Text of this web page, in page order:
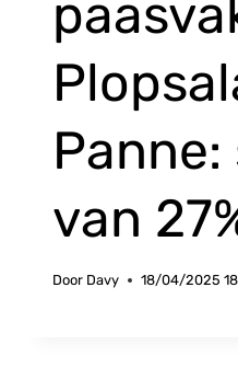
van
Door Davy 18/04/2025